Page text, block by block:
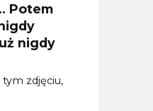
Potem
nigdy
zdjęciu,